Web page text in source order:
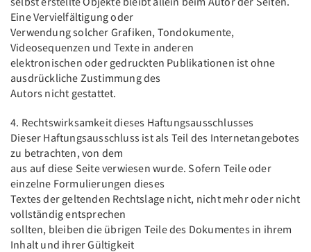
Eine Vervielfältigung oder
Verwendung solcher Grafiken, Tondokumente,
Videosequenzen und Texte in anderen
elektronischen oder gedruckten Publikationen ist ohne
ausdrückliche Zustimmung des
Autors nicht gestattet.
4. Rechtswirksamkeit dieses Haftungsausschlusses
Dieser Haftungsausschluss ist als Teil des Internetangebotes
zu betrachten, von dem
aus auf diese Seite verwiesen wurde. Sofern Teile oder
einzelne Formulierungen dieses
Textes der geltenden Rechtslage nicht, nicht mehr oder nicht
vollständig entsprechen
sollten, bleiben die übrigen Teile des Dokumentes in ihrem
Inhalt und ihrer Gültigkeit